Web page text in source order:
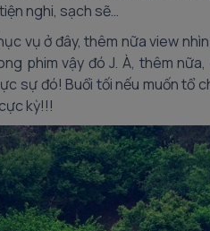
nghi, sạch sẽ…
vụ ở đây, thêm nữa view
phim vậy đó J. À, thêm
sự đó! Buổi tối nếu muốn tổ
kỳ!!!